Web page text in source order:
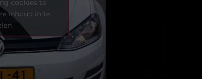
cookies te
inhoud in te